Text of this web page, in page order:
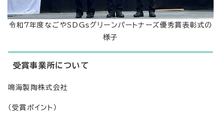
令和7年度なごやSDGsグリーンパートナーズ優秀賞表彰式の
様子
受賞事業所について
鳴海製陶株式会社
（受賞ポイント）